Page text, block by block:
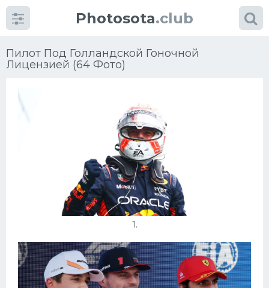
Photosota.club
Пилот Под Голландской Гоночной
Лицензией (64 Фото)
1.
Фото
Много картинок...
Хоккей
Велогонки